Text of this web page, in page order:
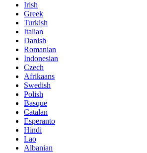
Irish
Greek
Turkish
Italian
Danish
Romanian
Indonesian
Czech
Afrikaans
Swedish
Polish
Basque
Catalan
Esperanto
Hindi
Lao
Albanian